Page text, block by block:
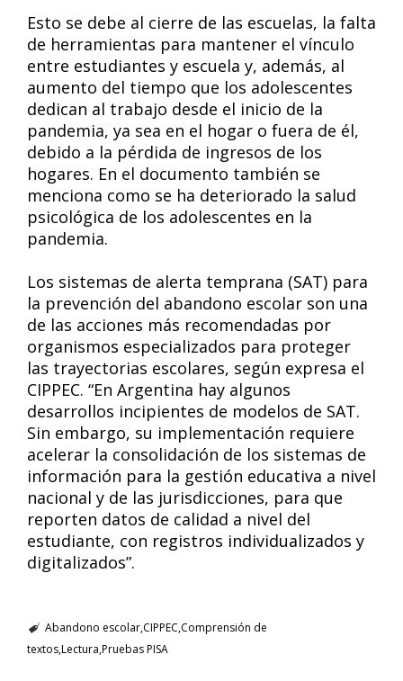
Esto se debe al cierre de las escuelas, la falta
de herramientas para mantener el vínculo
entre estudiantes y escuela y, además, al
aumento del tiempo que los adolescentes
dedican al trabajo desde el inicio de la
pandemia, ya sea en el hogar o fuera de él,
debido a la pérdida de ingresos de los
hogares. En el documento también se
menciona como se ha deteriorado la salud
psicológica de los adolescentes en la
pandemia.
Los sistemas de alerta temprana (SAT) para
la prevención del abandono escolar son una
de las acciones más recomendadas por
organismos especializados para proteger
las trayectorias escolares, según expresa el
CIPPEC. “En Argentina hay algunos
desarrollos incipientes de modelos de SAT.
Sin embargo, su implementación requiere
acelerar la consolidación de los sistemas de
información para la gestión educativa a nivel
nacional y de las jurisdicciones, para que
reporten datos de calidad a nivel del
estudiante, con registros individualizados y
digitalizados”.
Abandono escolarCIPPEC Comprensión de
textosLectura Pruebas PISA